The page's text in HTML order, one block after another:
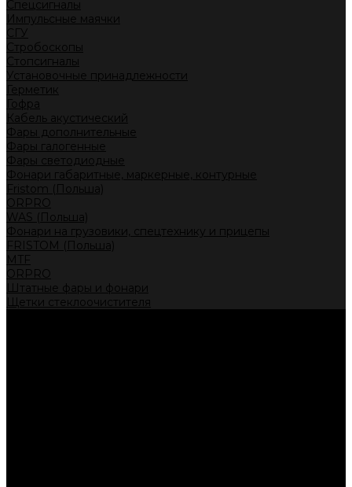
Спецсигналы
Импульсные маячки
СГУ
Стробоскопы
Стопсигналы
Установочные принадлежности
Герметик
Гофра
Кабель акустический
Фары дополнительные
Фары галогенные
Фары светодиодные
Фонари габаритные, маркерные, контурные
Fristom (Польша)
ORPRO
WAS (Польша)
Фонари на грузовики, спецтехнику и прицепы
FRISTOM (Польша)
MTF
ORPRO
Штатные фары и фонари
Щетки стеклоочистителя